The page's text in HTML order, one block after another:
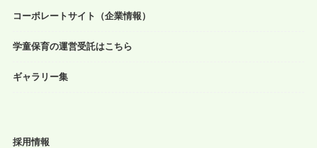
コーポレートサイト（企業情報）
学童保育の運営受託はこちら
ギャラリー集
採用情報